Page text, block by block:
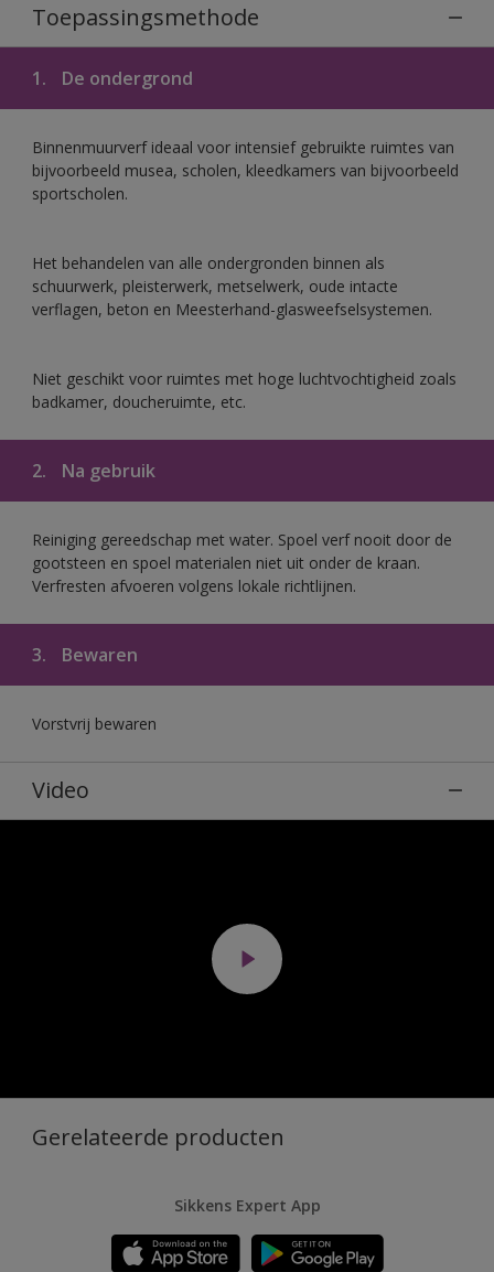
Toepassingsmethode
1. De ondergrond
Binnenmuurverf ideaal voor intensief gebruikte ruimtes van
bijvoorbeeld musea, scholen, kleedkamers van bijvoorbeeld
sportscholen.
Het behandelen van alle ondergronden binnen als
schuurwerk, pleisterwerk, metselwerk, oude intacte
verflagen, beton en Meesterhand-glasweefselsystemen.
Niet geschikt voor ruimtes met hoge luchtvochtigheid zoals
badkamer, doucheruimte, etc.
2. Na gebruik
Reiniging gereedschap met water. Spoel verf nooit door de
gootsteen en spoel materialen niet uit onder de kraan.
Verfresten afvoeren volgens lokale richtlijnen.
3. Bewaren
Vorstvrij bewaren
Video
Gerelateerde producten
Sikkens Expert App